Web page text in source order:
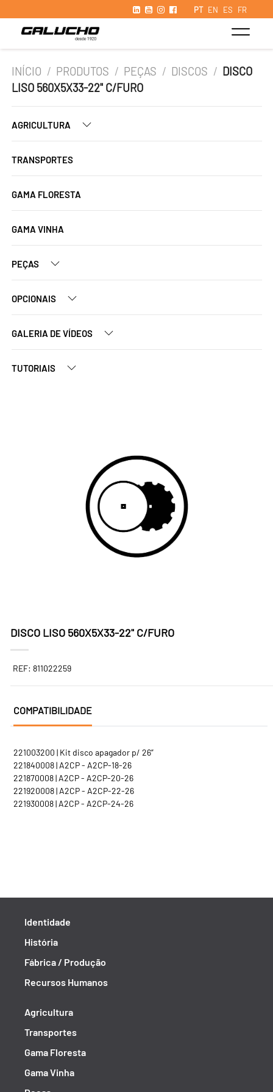
PT EN ES FR
INÍCIO / PRODUTOS / PEÇAS / DISCOS / DISCO
LISO 560X5X33-22" C/FURO
AGRICULTURA
TRANSPORTES
GAMA FLORESTA
GAMA VINHA
PEÇAS
OPCIONAIS
GALERIA DE VÍDEOS
TUTORIAIS
DISCO LISO 560X5X33-22" C/FURO
REF: 811022259
COMPATIBILIDADE
221003200 | Kit disco apagador p/ 26”
221840008 | A2CP - A2CP-18-26
221870008 | A2CP - A2CP-20-26
221920008 | A2CP - A2CP-22-26
221930008 | A2CP - A2CP-24-26
Identidade
História
Fábrica / Produção
Recursos Humanos
Agricultura
Transportes
Gama Floresta
Gama Vinha